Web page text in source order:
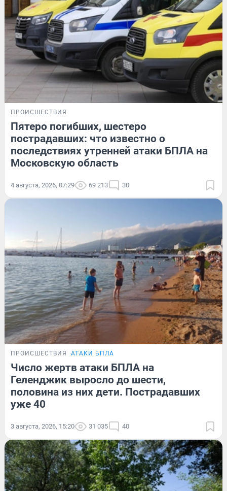
ПРОИСШЕСТВИЯ
Пятеро погибших, шестеро
пострадавших: что известно о
последствиях утренней атаки БПЛА на
Московскую область
4 августа, 2026, 07:29 69 213 30
ПРОИСШЕСТВИЯ АТАКИ БПЛА
Число жертв атаки БПЛА на
Геленджик выросло до шести,
половина из них дети. Пострадавших
уже 40
3 августа, 2026, 15:20 31 035 40